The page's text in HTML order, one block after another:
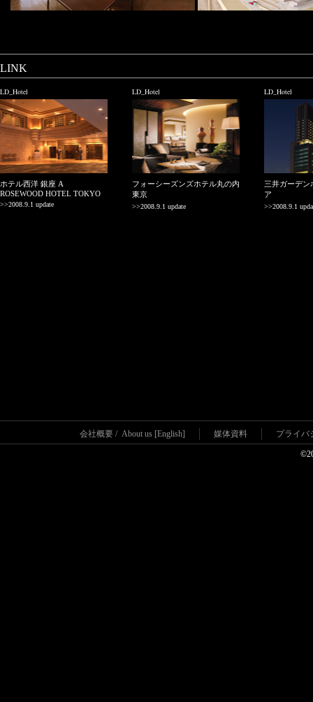
LINK
LD_Hotel
ホテル西洋 銀座 A
ROSEWOOD HOTEL TOKYO
>>2008.9.1 update
LD_Hotel
フォーシーズンズホテル丸の内
東京
>>2008.9.1 update
LD_Hotel
三井ガーデン
ア
>>2008.9.1
会社概要 / About us [English] 媒体資料 プライバ